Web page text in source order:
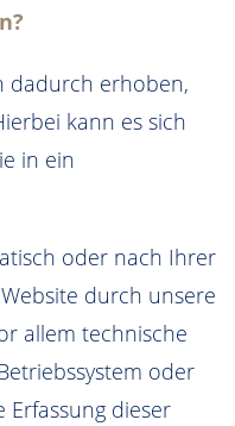
dadurch erhoben,
kann es sich
in ein
oder nach Ihrer
durch unsere
allem technische
oder
Erfassung dieser